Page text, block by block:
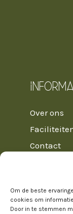
Om de beste
cookies om
Door in te stemmen
Over ons
Contact
Algemene